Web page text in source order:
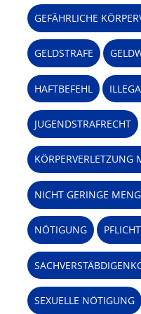
GEFÄHRLICHE
GELDSTRAFE
HAFTBEFEHL
JUGENDSTRAFRECHT
KÖRPERVERLETZUNG
NICHT GERINGE
NÖTIGUNG
SEXUELLE NÖTIGUNG